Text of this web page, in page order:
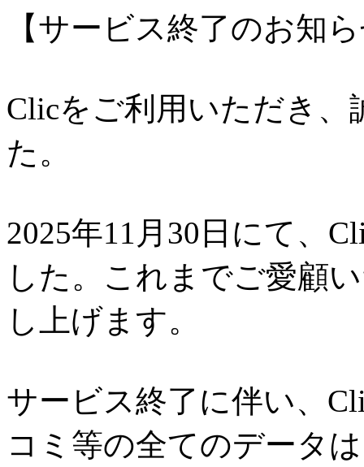
【サービス終了のお知
Clicをご利用いただき
た。
2025年11月30日にて、
した。これまでご愛顧
し上げます。
サービス終了に伴い、
コミ等の全てのデータ